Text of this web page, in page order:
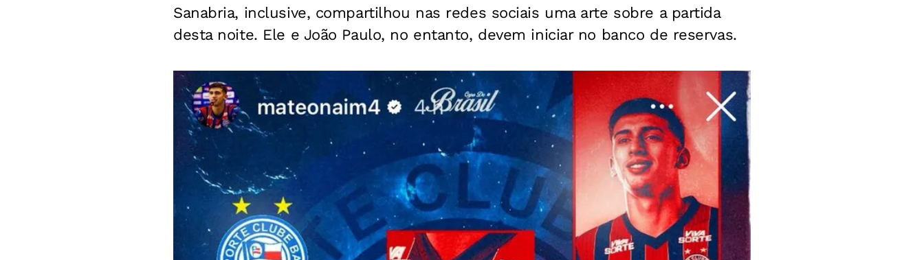
Sanabria, inclusive, compartilhou nas redes sociais uma arte sobre a partida
desta noite. Ele e João Paulo, no entanto, devem iniciar no banco de reservas.